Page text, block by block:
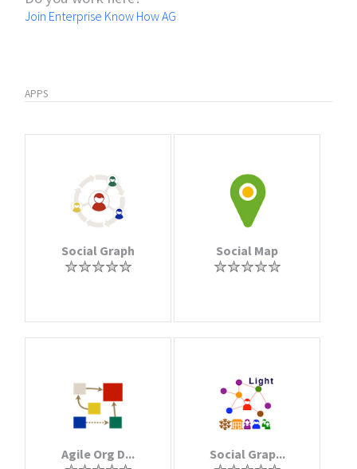
Join Enterprise Know How AG
APPS
Social Graph Social Map
Agile Org D... Social Grap...